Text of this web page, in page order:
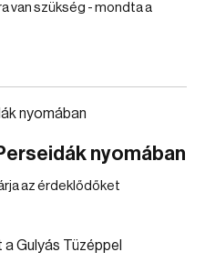
van szükség - mondta a
nyomában
az érdeklődőket